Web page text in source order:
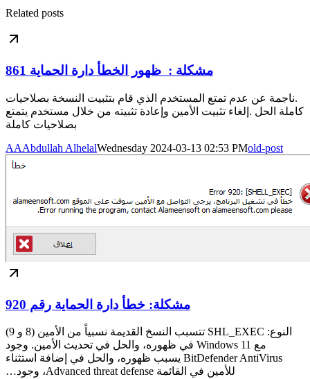
Related posts
مشكلة : ظهور الخطأ دارة الحماية 861
.ناجمة عن عدم تمتع المستخدم الذي قام بتثبيت النسخة بصلاحيات
كاملة الحل .إلغاء تثبيت الأمين وإعادة تثبيته من خلال مستخدم يتمتع
بصلاحيات كاملة
AAAbdullah AlhelalWednesday 2024-03-13 02:53 PMold-post
مشكلة: خطأ دارة الحماية رقم 920
النوع: SHL_EXEC تتسبب النسخ القديمة نسبياً من الأمين (8 و 9)
مع Windows 11 في ظهوره، والحل في تحديث الأمين. وجود
BitDefender AntiVirus يسبب ظهوره، والحل في إضافة استثناء
للأمين في القائمة Advanced threat defense، وجود…